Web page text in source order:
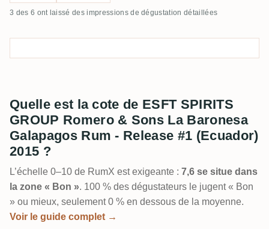
3 des 6 ont laissé des impressions de dégustation détaillées
Quelle est la cote de ESFT SPIRITS
GROUP Romero & Sons La Baronesa
Galapagos Rum - Release #1 (Ecuador)
2015 ?
L’échelle 0–10 de RumX est exigeante : 7,6 se situe dans
la zone « Bon ». 100 % des dégustateurs le jugent « Bon
» ou mieux, seulement 0 % en dessous de la moyenne.
Voir le guide complet →